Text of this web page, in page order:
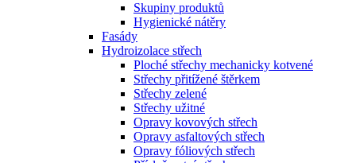
Skupiny produktů
Hygienické nátěry
Fasády
Hydroizolace střech
Ploché střechy mechanicky kotvené
Střechy přitížené štěrkem
Střechy zelené
Střechy užitné
Opravy kovových střech
Opravy asfaltových střech
Opravy fóliových střech